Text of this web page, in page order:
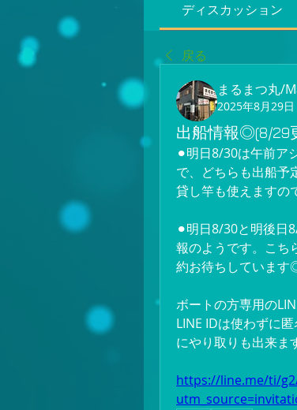
ディスカッション
戻る
まるまつ丸/
2025年8月29日
出船情報◎(8/29
⚫︎明日8/30は午前ア
で、どちらも出船予
貸し竿も使えます
⚫︎明日8/30と明後日
報のようです。こち
約お待ちしていま
ボートの方専用の
LINE IDは使わずに
にやり取りも出来
https://line.me/ti/g2/